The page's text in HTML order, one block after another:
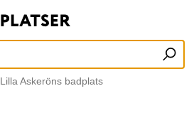
Lilla Askeröns badplats